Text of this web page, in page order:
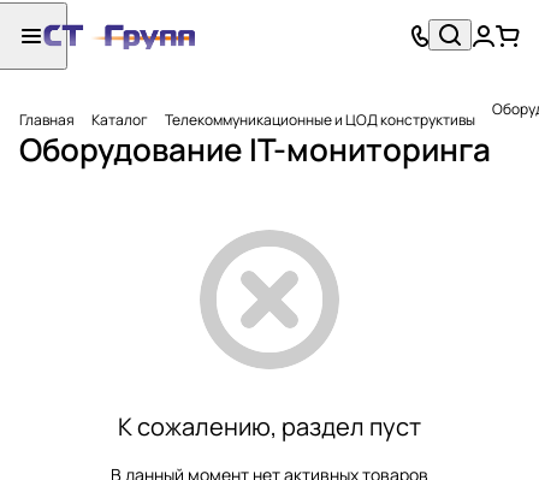
Главная Каталог Телекоммуникационные и ЦОД конструктивы
Оборудование IT-мониторинга
К сожалению, раздел пуст
В данный момент нет активных товаров